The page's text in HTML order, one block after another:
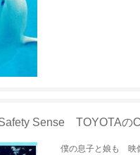
Sense TOYOTAの
僕の息子と娘も 映像